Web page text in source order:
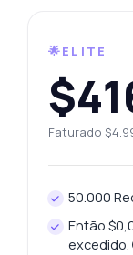
🌟ELITE
Faturado
50.000
Então
excedido.